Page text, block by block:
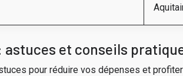
et conseils
pour réduire vos dépenses et